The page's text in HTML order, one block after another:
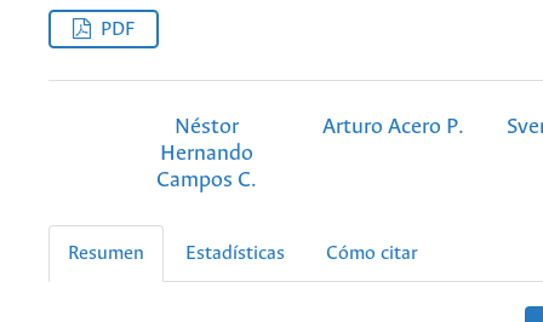
PDF
Néstor
Hernando
Campos C.
Arturo Acero P.
Resumen Estadísticas Cómo citar